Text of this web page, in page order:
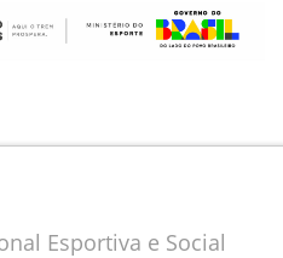
Esportiva e Social